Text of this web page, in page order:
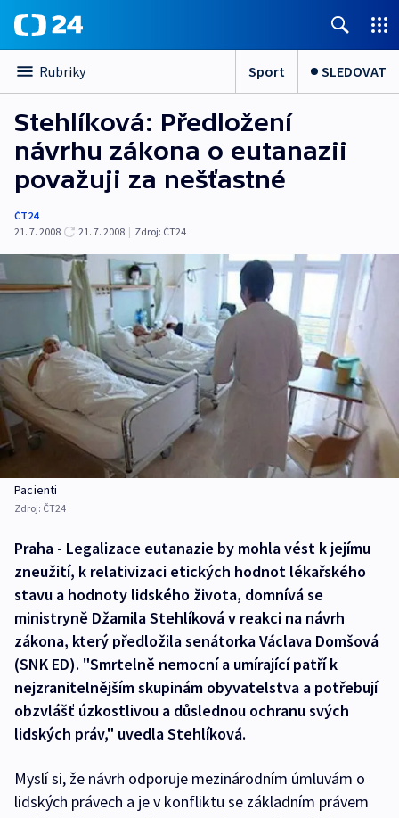
Rubriky Sport SLEDOVAT
Stehlíková: Předložení
návrhu zákona o eutanazii
považuji za nešťastné
ČT24
21. 7. 2008
21. 7. 2008 | Zdroj: ČT24
Pacienti
Zdroj: ČT24
Praha - Legalizace eutanazie by mohla vést k jejímu
zneužití, k relativizaci etických hodnot lékařského
stavu a hodnoty lidského života, domnívá se
ministryně Džamila Stehlíková v reakci na návrh
zákona, který předložila senátorka Václava Domšová
(SNK ED). "Smrtelně nemocní a umírající patří k
nejzranitelnějším skupinám obyvatelstva a potřebují
obzvlášť úzkostlivou a důslednou ochranu svých
lidských práv," uvedla Stehlíková.
Myslí si, že návrh odporuje mezinárodním úmluvám o
lidských právech a je v konfliktu se základním právem